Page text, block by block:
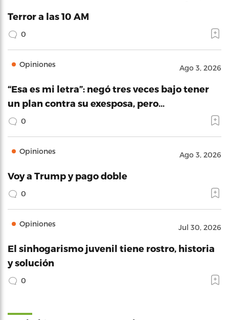
Terror a las 10 AM
0
Opiniones Ago 3, 2026
“Esa es mi letra”: negó tres veces bajo tener
un plan contra su exesposa, pero…
0
Opiniones Ago 3, 2026
Voy a Trump y pago doble
0
Opiniones Jul 30, 2026
El sinhogarismo juvenil tiene rostro, historia
y solución
0